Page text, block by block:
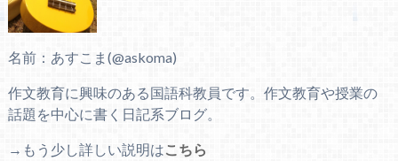
名前：あすこま(@askoma)
作文教育に興味のある国語科教員です。作文教育や授業の
話題を中心に書く日記系ブログ。
→もう少し詳しい説明はこちら